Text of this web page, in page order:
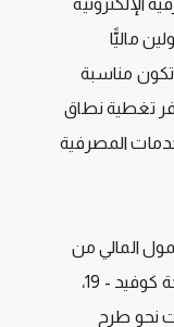
الإلكترونية
ماليًّا
تكون مناسبة
تغطية نطاق
المصرفية
المالي من
شأنه الحد من التداعيات الاقتصادية لجائحة كوفيد - 19،
نحو طرح